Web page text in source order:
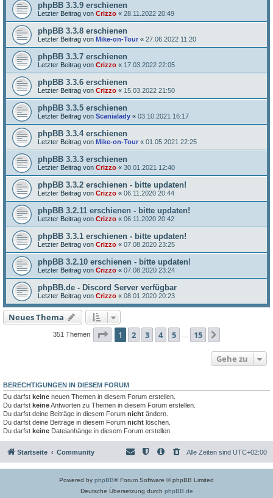
phpBB 3.3.9 erschienen
Letzter Beitrag von Crizzo « 28.11.2022 20:49
phpBB 3.3.8 erschienen
Letzter Beitrag von Mike-on-Tour « 27.06.2022 11:20
phpBB 3.3.7 erschienen
Letzter Beitrag von Crizzo « 17.03.2022 22:05
phpBB 3.3.6 erschienen
Letzter Beitrag von Crizzo « 15.03.2022 21:50
phpBB 3.3.5 erschienen
Letzter Beitrag von Scanialady « 03.10.2021 16:17
phpBB 3.3.4 erschienen
Letzter Beitrag von Mike-on-Tour « 01.05.2021 22:25
phpBB 3.3.3 erschienen
Letzter Beitrag von Crizzo « 30.01.2021 12:40
phpBB 3.3.2 erschienen - bitte updaten!
Letzter Beitrag von Crizzo « 06.11.2020 20:44
phpBB 3.2.11 erschienen - bitte updaten!
Letzter Beitrag von Crizzo « 06.11.2020 20:42
phpBB 3.3.1 erschienen - bitte updaten!
Letzter Beitrag von Crizzo « 07.08.2020 23:25
phpBB 3.2.10 erschienen - bitte updaten!
Letzter Beitrag von Crizzo « 07.08.2020 23:24
phpBB.de - Discord Server verfügbar
Letzter Beitrag von Crizzo « 08.01.2020 20:23
Neues Thema
351 Themen Seite 1von 15
1 2 3 4 5 15
Gehe zu
BERECHTIGUNGEN IN DIESEM FORUM
Du darfst keine neuen Themen in diesem Forum erstellen.
Du darfst keineAntworten zu Themen in diesem Forum erstellen.
Du darfst deine Beiträge in diesem Forum nicht ändern.
Du darfst deine Beiträge in diesem Forum nicht löschen.
Du darfst keine Dateianhänge in diesem Forum erstellen.
Startseite Community Alle Zeiten sind UTC+02:00
Powered by phpBB® Forum Software © phpBB Limited
Deutsche Übersetzung durch phpBB.de